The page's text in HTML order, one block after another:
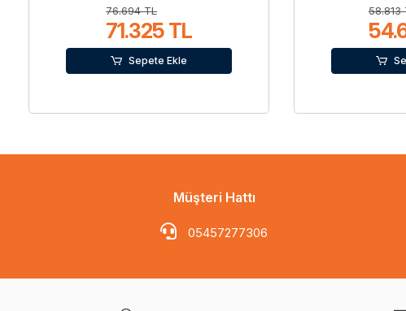
76.694 TL
71.325 TL
Sepete Ekle
58.813
Müşteri Hattı
05457277306